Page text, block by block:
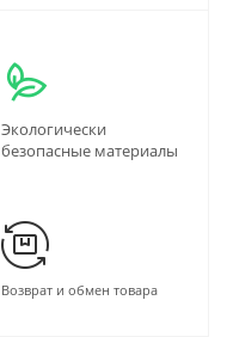
Экологически
безопасные материалы
Возврат и обмен товара